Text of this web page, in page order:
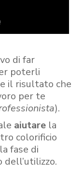
di far
poterli
il risultato che
per te
).
aiutare la
colorificio
fase di